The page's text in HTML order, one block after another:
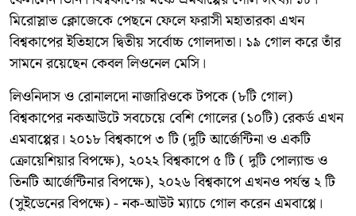
মিরোস্লাভ ক্লোজেকে পেছনে ফেলে ফরাসী মহাতারকা এখন
বিশ্বকাপের ইতিহাসে দ্বিতীয় সর্বোচ্চ গোলদাতা। ১৯ গোল করে তাঁর
সামনে রয়েছেন কেবল লিওনেল মেসি।
লিওনিদাস ও রোনালদো নাজারিওকে টপকে (৮টি গোল)
বিশ্বকাপের নকআউটে সবচেয়ে বেশি গোলের (১০টি) রেকর্ড এখন
এমবাপ্পের। ২০১৮ বিশ্বকাপে ৩ টি (দুটি আর্জেন্টিনা ও একটি
ক্রোয়েশিয়ার বিপক্ষে), ২০২২ বিশ্বকাপে ৫ টি ( দুটি পোল্যান্ড ও
তিনটি আর্জেন্টিনার বিপক্ষে), ২০২৬ বিশ্বকাপে এখনও পর্যন্ত ২ টি
(সুইডেনের বিপক্ষে) - নক-আউট ম্যাচে গোল করেন এমবাপ্পে।